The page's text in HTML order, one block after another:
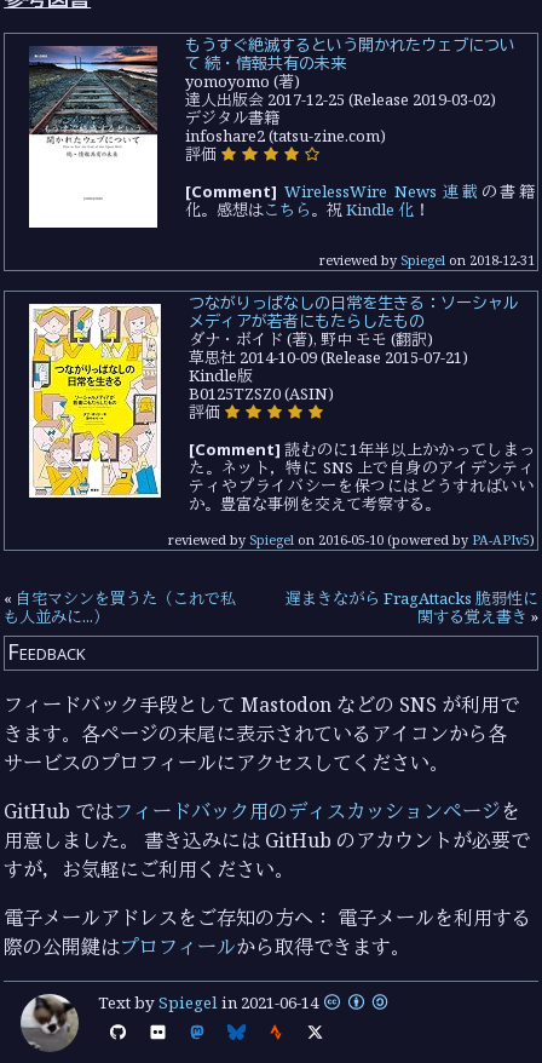
もうすぐ絶滅するという開かれたウェブについ
て 続・情報共有の未来
yomoyomo (著)
達人出版会 2017-12-25 (Release 2019-03-02)
デジタル書籍
infoshare2 (tatsu-zine.com)
評価
[Comment] WirelessWire News 連載 の書籍
化。感想はこちら。祝Kindle 化 ！
reviewed by Spiegelon 2018-12-31
つながりっぱなしの日常を生きる：ソーシャル
メディアが若者にもたらしたもの
ダナ・ボイド (著), 野中 モモ (翻訳)
草思社 2014-10-09 (Release 2015-07-21)
Kindle版
B0125TZSZ0 (ASIN)
評価
[Comment] 読むのに1年半以上かかってしまっ
た。ネット，特に SNS 上で自身のアイデンティ
ティやプライバシーを保つにはどうすればいい
か。豊富な事例を交えて考察する。
reviewed by Spiegelon 2016-05-10(powered by PA-APIv5)
« 自宅マシンを買うた（これで私
も人並みに...）
遅まきながら FragAttacks 脆弱性に
関する覚え書き »
Feedback
フィードバック手段として Mastodon などの SNS が利用で
きます。各ページの末尾に表示されているアイコンから各
サービスのプロフィールにアクセスしてください。
GitHub ではフィードバック用のディスカッションページを
用意しました。 書き込みには GitHub のアカウントが必要で
すが，お気軽にご利用ください。
電子メールアドレスをご存知の方へ： 電子メールを利用する
際の公開鍵はプロフィールから取得できます。
Text bySpiegelin 2021-06-14